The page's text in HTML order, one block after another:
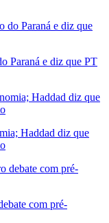
Paraná e diz que PT
Haddad diz que
com pré-